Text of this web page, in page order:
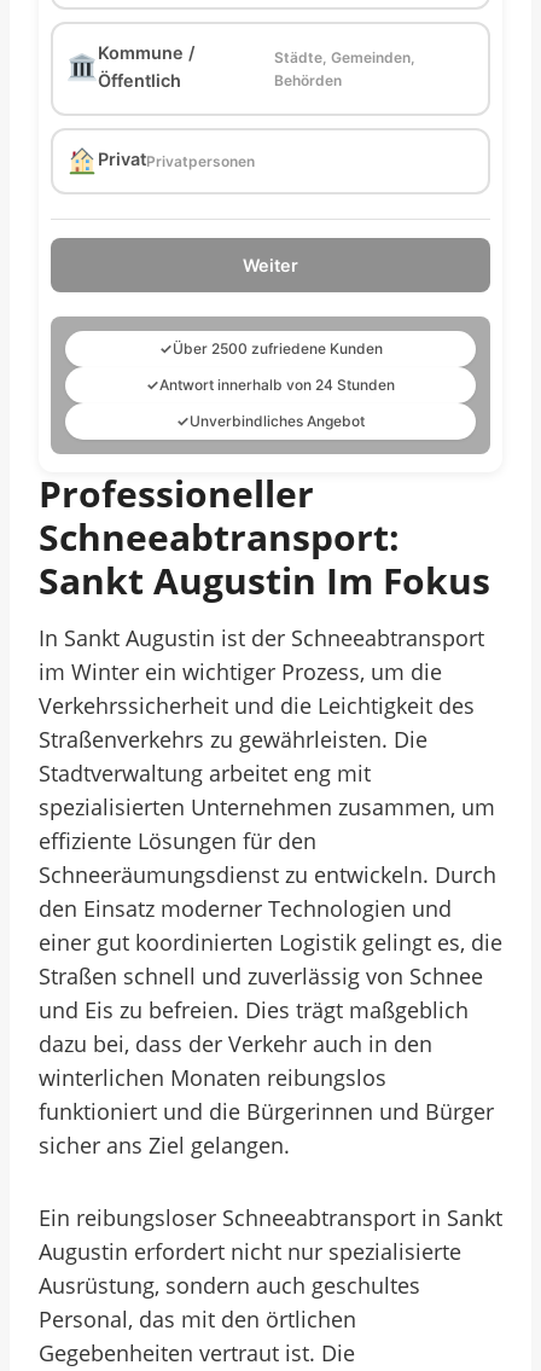
Kommune /
Öffentlich
Städte, Gemeinden,
Behörden
PrivatPrivatpersonen
Weiter
✓Über 2500 zufriedene Kunden
✓Antwort innerhalb von 24 Stunden
✓Unverbindliches Angebot
Professioneller
Schneeabtransport:
Sankt Augustin Im Fokus
In Sankt Augustin ist der Schneeabtransport
im Winter ein wichtiger Prozess, um die
Verkehrssicherheit und die Leichtigkeit des
Straßenverkehrs zu gewährleisten. Die
Stadtverwaltung arbeitet eng mit
spezialisierten Unternehmen zusammen, um
effiziente Lösungen für den
Schneeräumungsdienst zu entwickeln. Durch
den Einsatz moderner Technologien und
einer gut koordinierten Logistik gelingt es, die
Straßen schnell und zuverlässig von Schnee
und Eis zu befreien. Dies trägt maßgeblich
dazu bei, dass der Verkehr auch in den
winterlichen Monaten reibungslos
funktioniert und die Bürgerinnen und Bürger
sicher ans Ziel gelangen.
Ein reibungsloser Schneeabtransport in Sankt
Augustin erfordert nicht nur spezialisierte
Ausrüstung, sondern auch geschultes
Personal, das mit den örtlichen
Gegebenheiten vertraut ist. Die